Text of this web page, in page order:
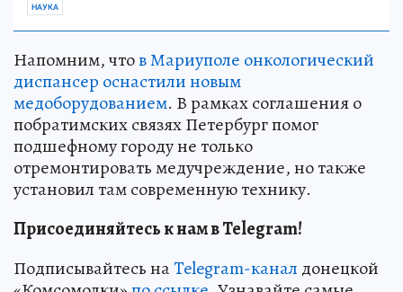
НАУКА
Напомним, чтов Мариуполе онкологический
диспансер оснастили новым
медоборудованием. В рамках соглашения о
побратимских связях Петербург помог
подшефному городу не только
отремонтировать медучреждение, но также
установил там современную технику.
Присоединяйтесь к нам в Telegram!
Подписывайтесь наTelegram-канал донецкой